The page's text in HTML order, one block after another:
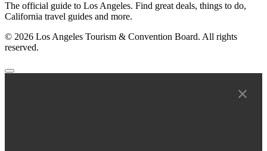
The official guide to Los Angeles. Find great deals, things to do,
California travel guides and more.
© 2026 Los Angeles Tourism & Convention Board. All rights
reserved.